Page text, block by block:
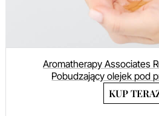
Aromatherapy Associates
Pobudzający olejek pod
KUP